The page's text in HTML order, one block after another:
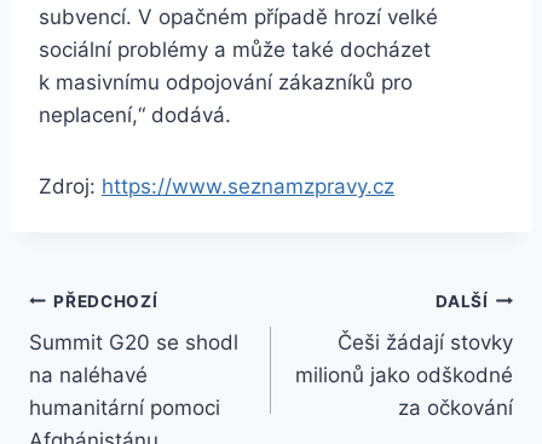
subvencí. V opačném případě hrozí velké
sociální problémy a může také docházet
k masivnímu odpojování zákazníků pro
neplacení,“ dodává.
Zdroj: https://www.seznamzpravy.cz
Navigace
pro
příspěvek
PŘEDCHOZÍ
Summit G20 se shodl
na naléhavé
humanitární pomoci
DALŠÍ
Češi žádají stovky
milionů jako odškodné
za očkování